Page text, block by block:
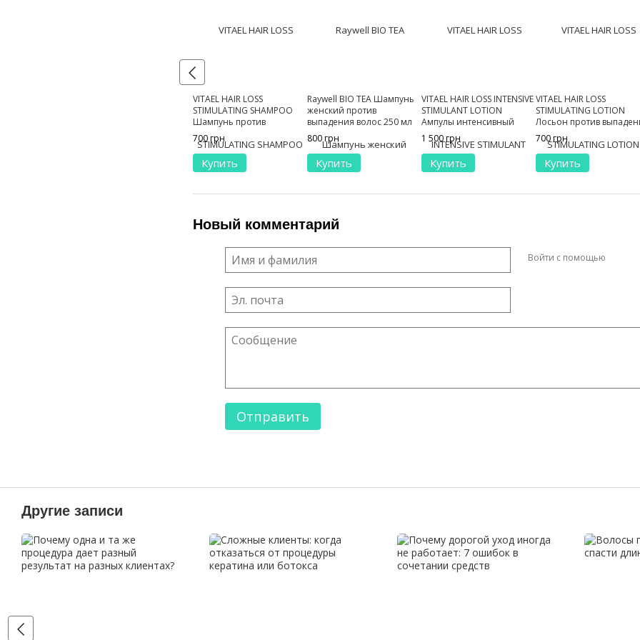
VITAEL HAIR LOSS
STIMULATING SHAMPOO
Шампунь против
выпадения волос 300 мл
700 грн
Купить
Raywell BIO TEA Шампунь
женский против
выпадения волос 250 мл
800 грн
Купить
VITAEL HAIR LOSS INTENSIVE
STIMULANT LOTION
Ампулы интенсивный
активатор роста для волос
7х10 мл
1 500 грн
Купить
VITAEL HAIR LOSS
STIMULATING LOTION
Лосьон против
волос 100 мл
700 грн
Купить
Новый комментарий
Войти с помощью
Отправить
Другие записи